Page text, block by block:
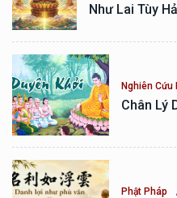
Như Lai Tùy
Nghiên Cứu
Chân Lý
Phật Pháp